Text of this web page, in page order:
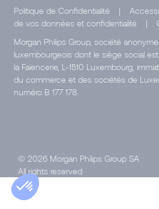
Politique de Confidentialité |
de vos données et confidentialité
|
Morgan Philips Group, société
luxembourgeois dont le siège social
la Faïencerie, L-1510 Luxembourg,
du commerce et des sociétés de
numéro B 177 178.
© 2026 Morgan Philips Group SA
All rights reserved